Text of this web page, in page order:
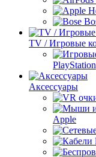
TV / Игровые
PlayStation
Аксессуары
Apple